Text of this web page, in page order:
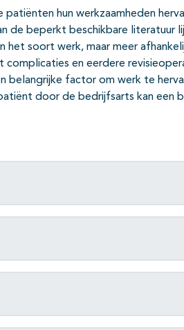
hun werkzaamheden
de beperkt beschikbare literatuur
het soort werk, maar meer
en eerdere
belangrijke factor om werk te
door de bedrijfsarts kan een